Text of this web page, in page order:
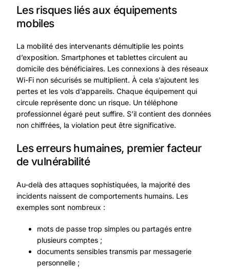
Les risques liés aux équipements
mobiles
La mobilité des intervenants démultiplie les points
d’exposition. Smartphones et tablettes circulent au
domicile des bénéficiaires. Les connexions à des réseaux
Wi-Fi non sécurisés se multiplient. À cela s’ajoutent les
pertes et les vols d’appareils. Chaque équipement qui
circule représente donc un risque. Un téléphone
professionnel égaré peut suffire. S’il contient des données
non chiffrées, la violation peut être significative.
Les erreurs humaines, premier facteur
de vulnérabilité
Au-delà des attaques sophistiquées, la majorité des
incidents naissent de comportements humains. Les
exemples sont nombreux :
mots de passe trop simples ou partagés entre
plusieurs comptes ;
documents sensibles transmis par messagerie
personnelle ;